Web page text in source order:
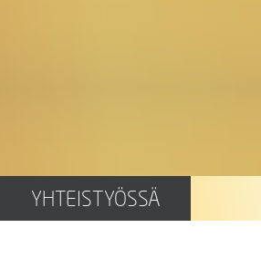
YHTEISTYÖSSÄ